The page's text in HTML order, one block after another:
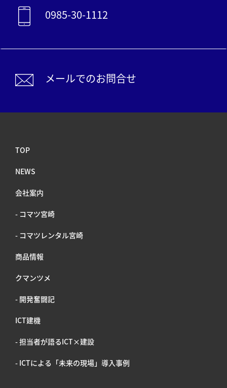
0985-30-1112
メールでのお問合せ
TOP
NEWS
会社案内
- コマツ宮崎
- コマツレンタル宮崎
商品情報
クマンツメ
- 開発奮闘記
ICT建機
- 担当者が語るICT×建設
- ICTによる「未来の現場」導入事例